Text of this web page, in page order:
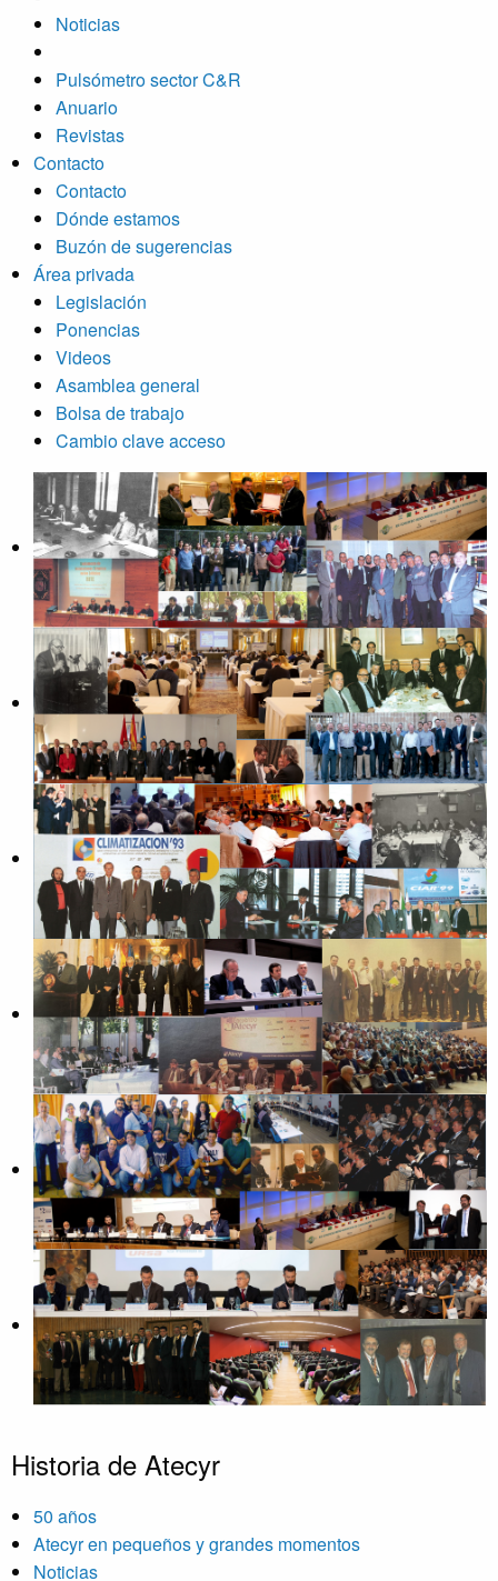
Noticias
Pulsómetro sector C&R
Anuario
Revistas
Contacto
Contacto
Dónde estamos
Buzón de sugerencias
Área privada
Legislación
Ponencias
Videos
Asamblea general
Bolsa de trabajo
Cambio clave acceso
Historia de Atecyr
50 años
Atecyr en pequeños y grandes momentos
Noticias